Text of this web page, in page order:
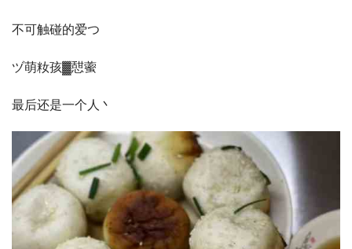
不可触碰的爱つ
ヅ萌籹孩▓憇藌
最后还是一个人丶